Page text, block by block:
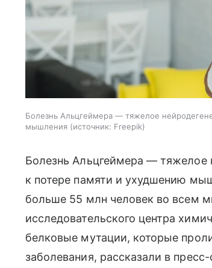
Болезнь Альцгеймера — тяжелое
мышления
источник: Freepik
Болезнь Альцгеймера — тяжелое
к потере памяти и ухудшению
больше 55 млн человек во всем
исследовательского центра
белковые мутации, которые
заболевания, рассказали в